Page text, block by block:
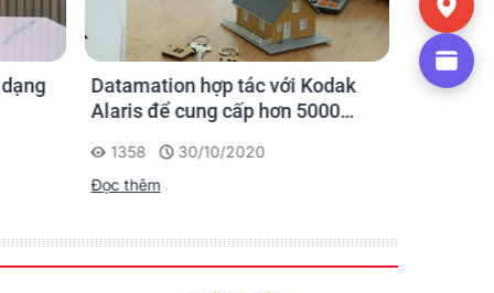
Datamation hợp tác với Kodak
Alaris để cung cấp hơn 5000
Scanner
1358
30/10/2020
Đọc thêm
Kodak